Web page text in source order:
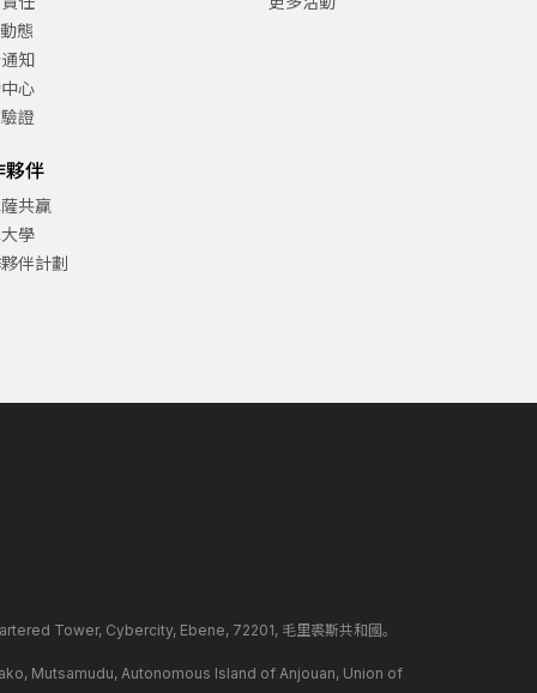
態
知
心
證
夥伴
共贏
學
伴計劃
Tower, Cybercity, Ebene, 72201, 毛里裘斯共和國。
Mutsamudu, Autonomous Island of Anjouan, Union of